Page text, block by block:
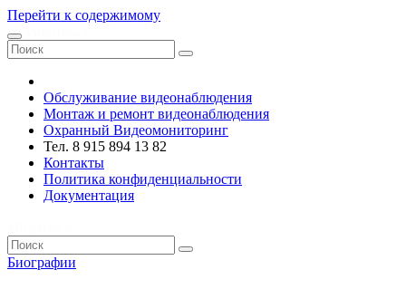
Перейти к содержимому
Обслуживание видеонаблюдения
Монтаж и ремонт видеонаблюдения
Охранный Видеомониторинг
Тел. 8 915 894 13 82
Контакты
Политика конфиденциальности
Документация
Биографии